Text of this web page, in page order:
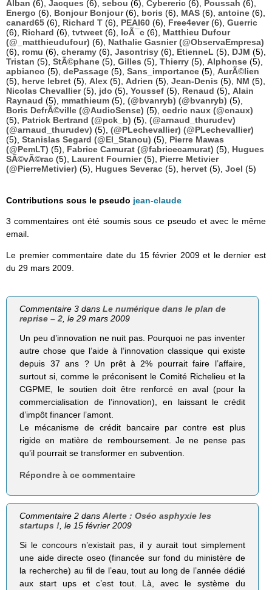
Alban (6), Jacques (6), sebou (6), Cybereric (6), Poussah (6),
Energo (6), Bonjour Bonjour(6), boris (6), MAS (6), antoine (6),
canard65 (6), Richard T (6), PEAI60 (6), Free4ever(6), Guerric
(6), Richard (6), tvtweet (6), loÃ¯c (6), Matthieu Dufour
(@_matthieudufour) (6), Nathalie Gasnier (@ObservaEmpresa)
(6), romu (6), cheramy (6), Jasontrisy (6), EtienneL (5), DJM (5),
Tristan (5), StÃ©phane (5), Gilles (5), Thierry (5), Alphonse (5),
apbianco (5), dePassage (5), Sans_importance (5), AurÃ©lien
(5), herve lebret (5), Alex (5), Adrien (5), Jean-Denis (5), NM (5),
Nicolas Chevallier(5), jdo (5), Youssef (5), Renaud (5), Alain
Raynaud (5), mmathieum (5), (@bvanryb) (@bvanryb) (5),
Boris DefrÃ©ville (@AudioSense) (5), cedric naux (@cnaux)
(5), Patrick Bertrand (@pck_b) (5), (@arnaud_thurudev)
(@arnaud_thurudev) (5), (@PLechevallier) (@PLechevallier)
(5), Stanislas Segard (@El_Stanou) (5), Pierre Mawas
(@PemLT) (5), Fabrice Camurat (@fabricecamurat) (5), Hugues
SÃ©vÃ©rac (5), Laurent Fournier(5), Pierre Metivier
(@PierreMetivier) (5), Hugues Severac (5), hervet (5), Joel (5)
Contributions sous le pseudo jean-claude
3 commentaires ont été soumis sous ce pseudo et avec le même
email.
Le premier commentaire date du 15 février 2009 et le dernier est
du 29 mars 2009.
Commentaire 3 dansLe numérique dans le plan de
reprise – 2, le 29 mars 2009
Un peu d’innovation ne nuit pas. Pourquoi ne pas inventer
autre chose que l’aide à l’innovation classique qui existe
depuis 37 ans ? Un prêt à 2% pourrait faire l’affaire,
surtout si, comme le préconisent le Comité Richelieu et la
CGPME, le soutien doit être renforcé en aval (pour la
commercialisation de l’innovation), en laissant le crédit
d’impôt financer l’amont.
Le mécanisme de crédit bancaire par contre est plus
rigide en matière de remboursement. Je ne pense pas
qu’il pourrait se transformer en subvention.
Répondre à ce commentaire
Commentaire 2 dansAlerte : Oséo asphyxie les
startups ! , le 15 février 2009
Si le concours n’existait pas, il y aurait tout simplement
une aide directe oseo (financée sur fond du ministère de
la recherche) au fil de l’eau, tout au long de l’année dédié
aux start ups et c’est tout. Là, avec le système du